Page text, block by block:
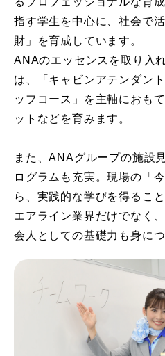
指す学生を中心に、社会で
財」を育成しています。
ANAのエッセンスを取り入
は、「キャビンアテンダン
ッフコース」を主軸におも
ットなどを育みます。
また、ANAグループの施設
ログラムも充実。現場の「
ら、実践的な学びを得るこ
エアライン業界だけでなく
会人としての基礎力も身につ